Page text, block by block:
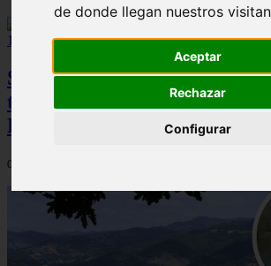
de donde llegan nuestros
Aceptar
Rechazar
Configurar
Spider-Man: Brand New
taquilla pero pierde el top 10
Rotten Tomatoes
06/08/2026